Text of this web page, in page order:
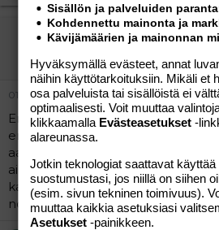
ma-mi harmaana
01.02.2006
En ole kuullutkaan, että virtsaa
ennen testin tekemistä...
aamuvirtsasta vaan ohjeen
aikana ja runsasta nesteen
kaksi tuntia ennen testiä. Itselläni
noin 3h ennen testiä.
Sisällön ja palveluiden
Kohdennettu mainonta ja
Kävijämäärien ja mainonnan
Hyväksymällä evästeet, annat
näihin käyttötarkoituksiin. Mikäli et
osa palveluista tai sisällöistä ei
optimaalisesti. Voit muuttaa
klikkaamalla Evästeasetukset -
alareunassa.
Jotkin teknologiat saattavat
suostumustasi, jos niillä on siihen
(esim. sivun tekninen toimivuus).
muuttaa kaikkia asetuksiasi
Asetukset -painikkeen.